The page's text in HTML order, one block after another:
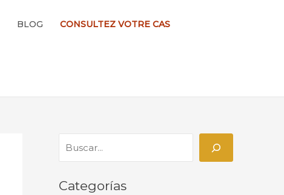
BLOG CONSULTEZ VOTRE CAS
e
r
h
Categorías